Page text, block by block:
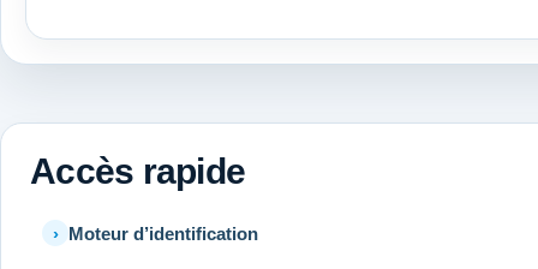
Accès rapide
Moteur d’identification